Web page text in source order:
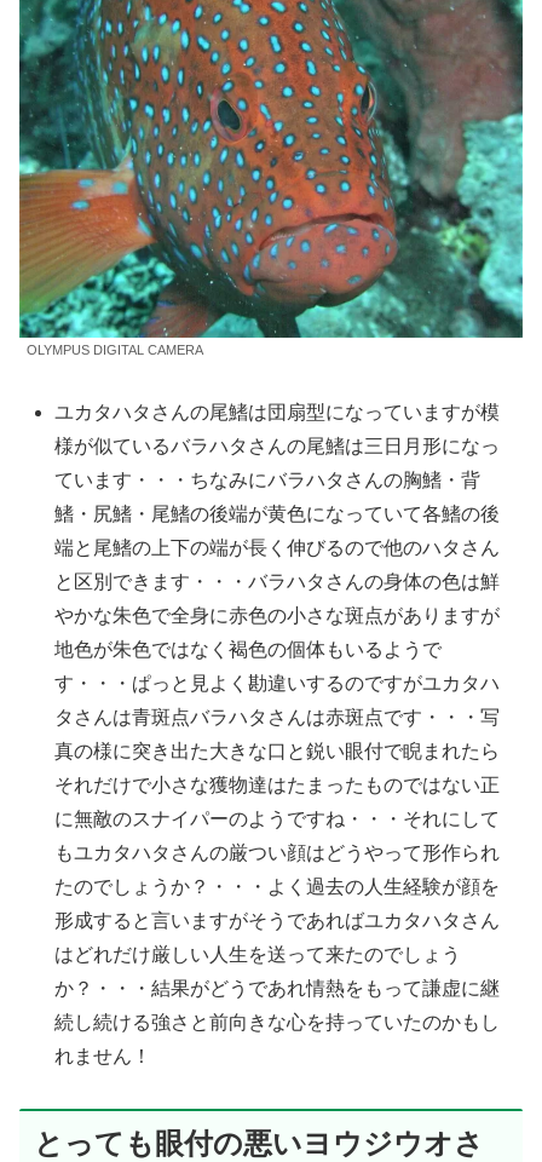
OLYMPUS DIGITAL CAMERA
ユカタハタさんの尾鰭は団扇型になっていますが模
様が似ているバラハタさんの尾鰭は三日月形になっ
ています・・・ちなみにバラハタさんの胸鰭・背
鰭・尻鰭・尾鰭の後端が黄色になっていて各鰭の後
端と尾鰭の上下の端が長く伸びるので他のハタさん
と区別できます・・・バラハタさんの身体の色は鮮
やかな朱色で全身に赤色の小さな斑点がありますが
地色が朱色ではなく褐色の個体もいるようで
す・・・ぱっと見よく勘違いするのですがユカタハ
タさんは青斑点バラハタさんは赤斑点です・・・写
真の様に突き出た大きな口と鋭い眼付で睨まれたら
それだけで小さな獲物達はたまったものではない正
に無敵のスナイパーのようですね・・・それにして
もユカタハタさんの厳つい顔はどうやって形作られ
たのでしょうか？・・・よく過去の人生経験が顔を
形成すると言いますがそうであればユカタハタさん
はどれだけ厳しい人生を送って来たのでしょう
か？・・・結果がどうであれ情熱をもって謙虚に継
続し続ける強さと前向きな心を持っていたのかもし
れません！
とっても眼付の悪いヨウジウオさ